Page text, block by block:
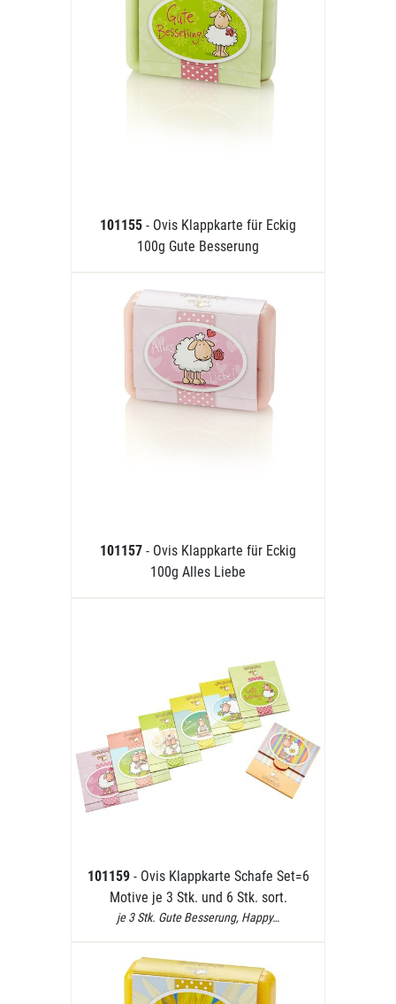
101155 - Ovis Klappkarte für Eckig
100g Gute Besserung
101157 - Ovis Klappkarte für Eckig
100g Alles Liebe
101159 - Ovis Klappkarte Schafe Set=6
Motive je 3 Stk. und 6 Stk. sort.
je 3 Stk. Gute Besserung, Happy…